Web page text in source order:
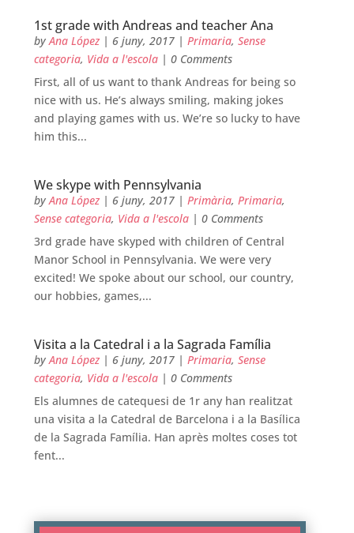
1st grade with Andreas and teacher Ana
by Ana López | 6 juny, 2017 | Primaria, Sense
categoria, Vida a l'escola | 0 Comments
First, all of us want to thank Andreas for being so
nice with us. He’s always smiling, making jokes
and playing games with us. We’re so lucky to have
him this...
We skype with Pennsylvania
by Ana López | 6 juny, 2017 | Primària, Primaria,
Sense categoria, Vida a l'escola | 0 Comments
3rd grade have skyped with children of Central
Manor School in Pennsylvania. We were very
excited! We spoke about our school, our country,
our hobbies, games,...
Visita a la Catedral i a la Sagrada Família
by Ana López | 6 juny, 2017 | Primaria, Sense
categoria, Vida a l'escola | 0 Comments
Els alumnes de catequesi de 1r any han realitzat
una visita a la Catedral de Barcelona i a la Basílica
de la Sagrada Família. Han après moltes coses tot
fent...